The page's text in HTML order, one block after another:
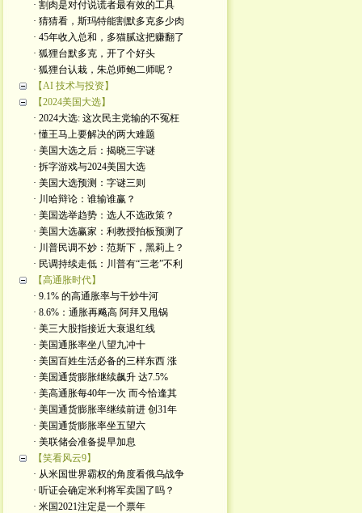
· 割肉是对付说谎者最有效的工具
· 猜猜看，斯玛特能割默多克多少肉
· 45年收入总和，多猫腻这把赚翻了
· 狐狸台默多克，开了个好头
· 狐狸台认栽，朱总师鲍二师呢？
【AI 技术与投资】
【2024美国大选】
· 2024大选: 这次民主党输的不冤枉
· 懂王马上要解决的两大难题
· 美国大选之后：揭晓三字谜
· 拆字游戏与2024美国大选
· 美国大选预测：字谜三则
· 川哈辩论：谁输谁赢？
· 美国选举趋势：选人不选政策？
· 美国大选赢家：利教授拍板预测了
· 川普民调不妙：范斯下，黑莉上？
· 民调持续走低：川普有“三老”不利
【高通胀时代】
· 9.1% 的高通胀率与干炒牛河
· 8.6%：通胀再飚高 阿拜又甩锅
· 美三大股指接近大衰退红线
· 美国通胀率坐八望九冲十
· 美国百姓生活必备的三样东西 涨
· 美国通货膨胀继续飙升 达7.5%
· 美高通胀每40年一次 而今恰逢其
· 美国通货膨胀率继续前进 创31年
· 美国通货膨胀率坐五望六
· 美联储会准备提早加息
【笑看风云9】
· 从米国世界霸权的角度看俄乌战争
· 听证会确定米利将军卖国了吗？
· 米国2021注定是一个票年